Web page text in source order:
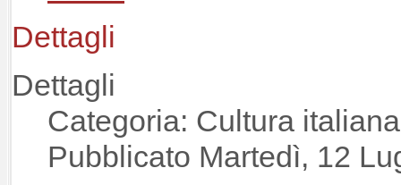
Dettagli
Dettagli
Categoria: Cultura
Pubblicato Martedì, 12